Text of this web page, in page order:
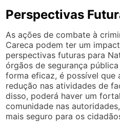
Perspectivas
As ações de combate à
Careca podem ter um
perspectivas futuras para
órgãos de segurança
forma eficaz, é possível que
redução nas atividades de
disso, poderá haver um
comunidade nas
mais seguro para os